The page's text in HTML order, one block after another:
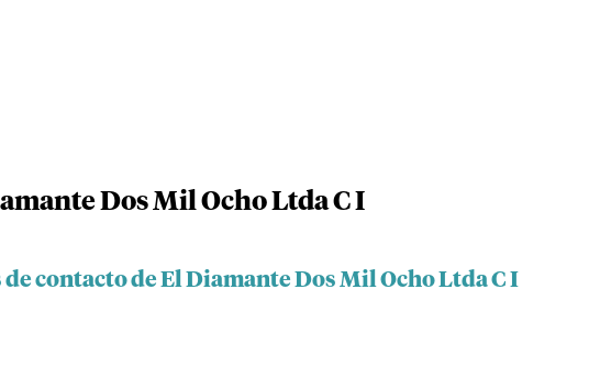
Dos Mil Ocho Ltda C I
de contacto de El Diamante Dos Mil Ocho Ltda C I